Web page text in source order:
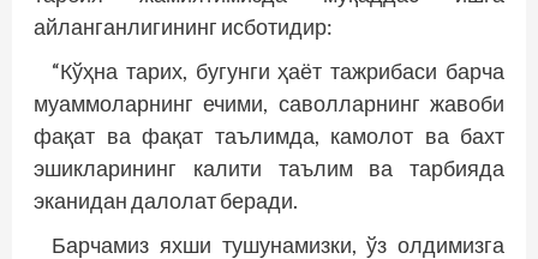
айланганлигининг исботидир:
“Кўҳна тарих, бугунги ҳаёт тажрибаси барча
муаммоларнинг ечими, саволларнинг жавоби
фақат ва фақат таълимда, камолот ва бахт
эшикларининг калити таълим ва тарбияда
эканидан далолат беради.
Барчамиз яхши тушунамизки, ўз олдимизга